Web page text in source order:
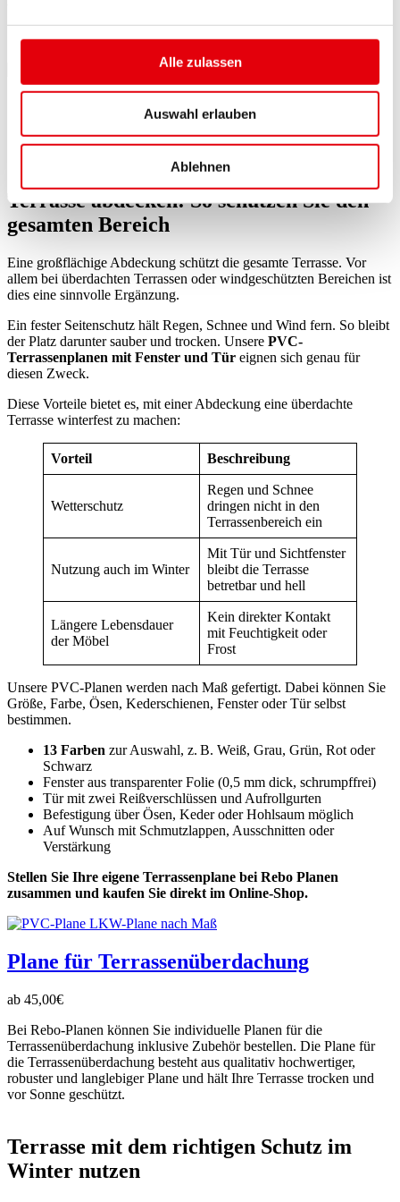
Alle zulassen
Auswahl erlauben
Ablehnen
Empfohlene Produkte
Lounge-Abdeckung
Jetzt konfigurieren
Terrasse abdecken: So schützen Sie den
gesamten Bereich
Eine großflächige Abdeckung schützt die gesamte Terrasse. Vor
allem bei überdachten Terrassen oder windgeschützten Bereichen ist
dies eine sinnvolle Ergänzung.
Ein fester Seitenschutz hält Regen, Schnee und Wind fern. So bleibt
der Platz darunter sauber und trocken. Unsere PVC-
Terrassenplanen mit Fenster und Tür eignen sich genau für
diesen Zweck.
Diese Vorteile bietet es, mit einer Abdeckung eine überdachte
Terrasse winterfest zu machen:
Vorteil Beschreibung
Wetterschutz
Regen und Schnee
dringen nicht in den
Terrassenbereich ein
Nutzung auch im Winter
Mit Tür und Sichtfenster
bleibt die Terrasse
betretbar und hell
Längere Lebensdauer
der Möbel
Kein direkter Kontakt
mit Feuchtigkeit oder
Frost
Unsere PVC-Planen werden nach Maß gefertigt. Dabei können Sie
Größe, Farbe, Ösen, Kederschienen, Fenster oder Tür selbst
bestimmen.
13 Farben zur Auswahl, z. B. Weiß, Grau, Grün, Rot oder
Schwarz
Fenster aus transparenter Folie (0,5 mm dick, schrumpffrei)
Tür mit zwei Reißverschlüssen und Aufrollgurten
Befestigung über Ösen, Keder oder Hohlsaum möglich
Auf Wunsch mit Schmutzlappen, Ausschnitten oder
Verstärkung
Stellen Sie Ihre eigene Terrassenplane bei Rebo Planen
zusammen und kaufen Sie direkt im Online-Shop.
Plane für Terrassenüberdachung
ab 45,00€
Bei Rebo-Planen können Sie individuelle Planen für die
Terrassenüberdachung inklusive Zubehör bestellen. Die Plane für
die Terrassenüberdachung besteht aus qualitativ hochwertiger,
robuster und langlebiger Plane und hält Ihre Terrasse trocken und
vor Sonne geschützt.
Terrasse mit dem richtigen Schutz im
Winter nutzen